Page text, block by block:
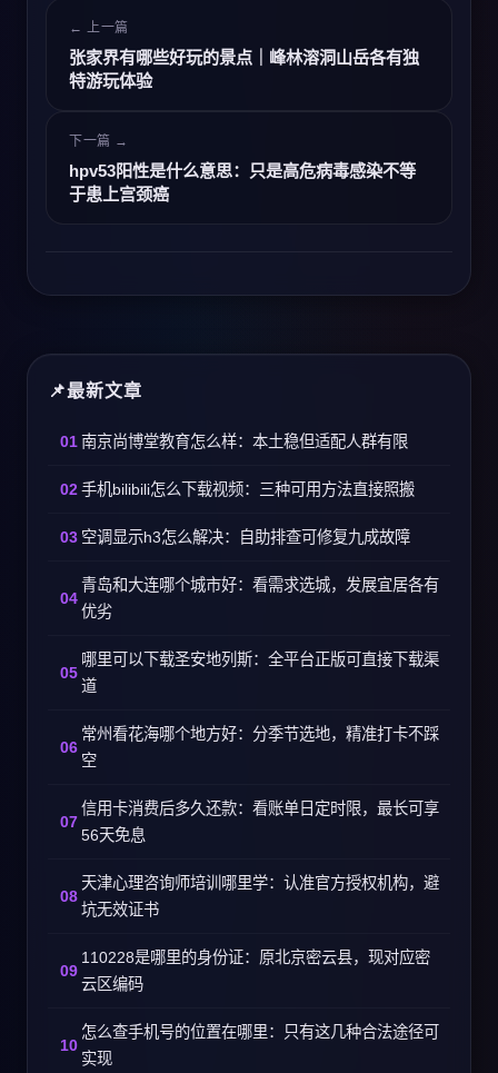
← 上一篇
张家界有哪些好玩的景点｜峰林溶洞山岳各有独
特游玩体验
下一篇 →
hpv53阳性是什么意思：只是高危病毒感染不等
于患上宫颈癌
最新文章
南京尚博堂教育怎么样：本土稳但适配人群有限
手机bilibili怎么下载视频：三种可用方法直接照搬
空调显示h3怎么解决：自助排查可修复九成故障
青岛和大连哪个城市好：看需求选城，发展宜居各有
优劣
哪里可以下载圣安地列斯：全平台正版可直接下载渠
道
常州看花海哪个地方好：分季节选地，精准打卡不踩
空
信用卡消费后多久还款：看账单日定时限，最长可享
56天免息
天津心理咨询师培训哪里学：认准官方授权机构，避
坑无效证书
110228是哪里的身份证：原北京密云县，现对应密
云区编码
怎么查手机号的位置在哪里：只有这几种合法途径可
实现